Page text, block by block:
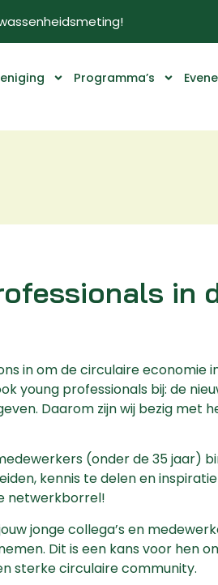
Programma’s
in
in om de circulaire economie
young professionals bij: de
Daarom zijn wij bezig met
(onder de 35 jaar)
kennis te delen en
netwerkborrel!
jonge collega’s en
Dit is een kans voor hen
sterke circulaire community.